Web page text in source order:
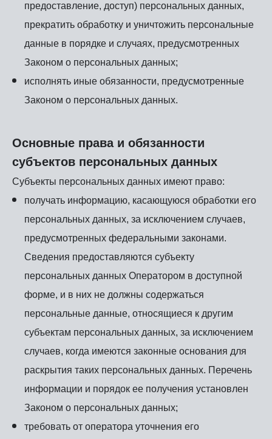
предоставление, доступ) персональных данных,
прекратить обработку и уничтожить персональные
данные в порядке и случаях, предусмотренных
Законом о персональных данных;
исполнять иные обязанности, предусмотренные
Законом о персональных данных.
Основные права и обязанности
субъектов персональных данных
Субъекты персональных данных имеют право:
получать информацию, касающуюся обработки его
персональных данных, за исключением случаев,
предусмотренных федеральными законами.
Сведения предоставляются субъекту
персональных данных Оператором в доступной
форме, и в них не должны содержаться
персональные данные, относящиеся к другим
субъектам персональных данных, за исключением
случаев, когда имеются законные основания для
раскрытия таких персональных данных. Перечень
информации и порядок ее получения установлен
Законом о персональных данных;
требовать от оператора уточнения его